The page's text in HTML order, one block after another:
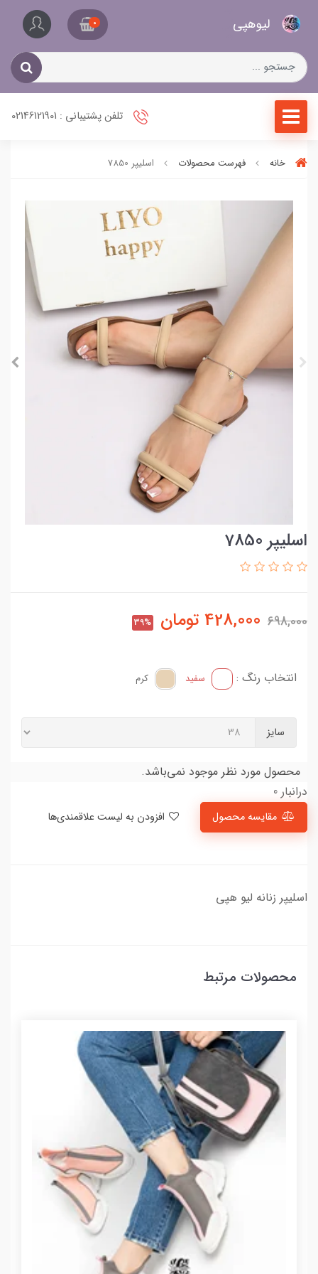
لیو‌هپی 0
تلفن پشتیبانی : 02146121901
خانه فهرست محصولات اسلیپر 7850
اسلیپر 7850
698,000
428,000 تومان 39%
انتخاب رنگ : سفید کرم
سایز
محصول مورد نظر موجود نمی‌باشد.
درانبار 0
مقایسه محصول
اسلیپر زنانه لیو هپی
محصولات مرتبط